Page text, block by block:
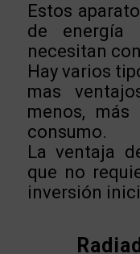
Estos
de energía
necesitan
Hay varios
mas
menos,
consumo.
La ventaja
que no
inversión